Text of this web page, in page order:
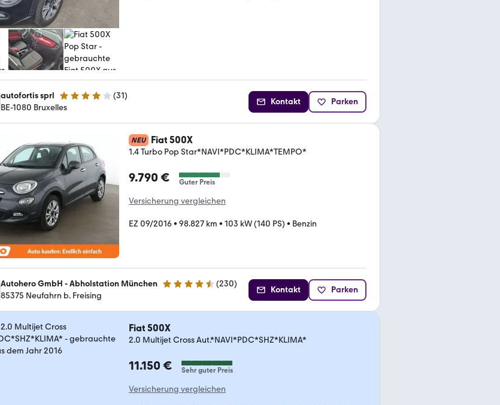
autofortis sprl 4 Sterne (31)
BE-1080 Bruxelles
Kontakt Parken
NEU Fiat 500X
1.4 Turbo Pop Star*NAVI*PDC*KLIMA*TEMPO*
9.790 € Guter Preis
Versicherung vergleichen
EZ 09/2016• 98.827 km • 103 kW (140 PS) • Benzin
Autohero GmbH - Abholstation München 4.4 Sterne (230)
85375 Neufahrn b. Freising
Kontakt Parken
Fiat 500X
2.0 Multijet Cross Aut.*NAVI*PDC*SHZ*KLIMA*
11.150 € Sehr guter Preis
Versicherung vergleichen